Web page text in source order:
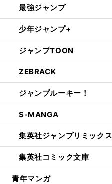
最強ジャンプ
少年ジャンプ+
ジャンプTOON
ZEBRACK
ジャンプルーキー！
S-MANGA
集英社ジャンプリミックス
集英社コミック文庫
青年マンガ